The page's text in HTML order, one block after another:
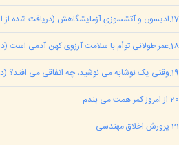
17
.ادیسون و آتشسوزیِ آزمایشگاهش (دریافت شده از
18
.عمر طولانی توأم با سلامت آرزوی کهن آدمی است
19
.وقتی یک نوشابه می نوشید، چه اتفاقی می افتد؟
20
.از امروز کمر همت می بندم
21
.پرورش اخلاق مهندسی